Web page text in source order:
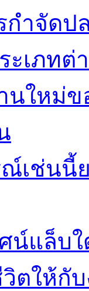
กำจัด
ะเภทต่
นใหม่ข
เช่นนี้
น์แล็บ
ตให้กับ